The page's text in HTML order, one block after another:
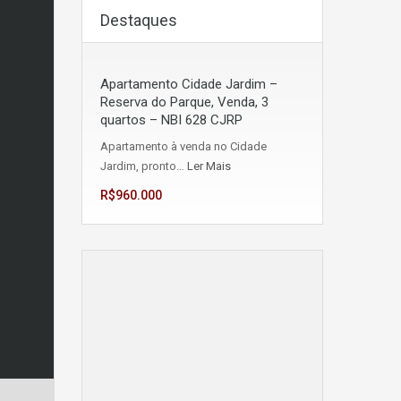
Destaques
Apartamento Cidade Jardim –
Reserva do Parque, Venda, 3
quartos – NBI 628 CJRP
Apartamento à venda no Cidade
Jardim, pronto… Ler Mais
R$960.000